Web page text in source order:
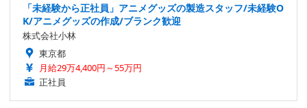
「未経験から正社員」アニメグッズの製造スタッフ/未経験O
K/アニメグッズの作成/ブランク歓迎
株式会社小林
東京都
月給29万4,400円～55万円
正社員